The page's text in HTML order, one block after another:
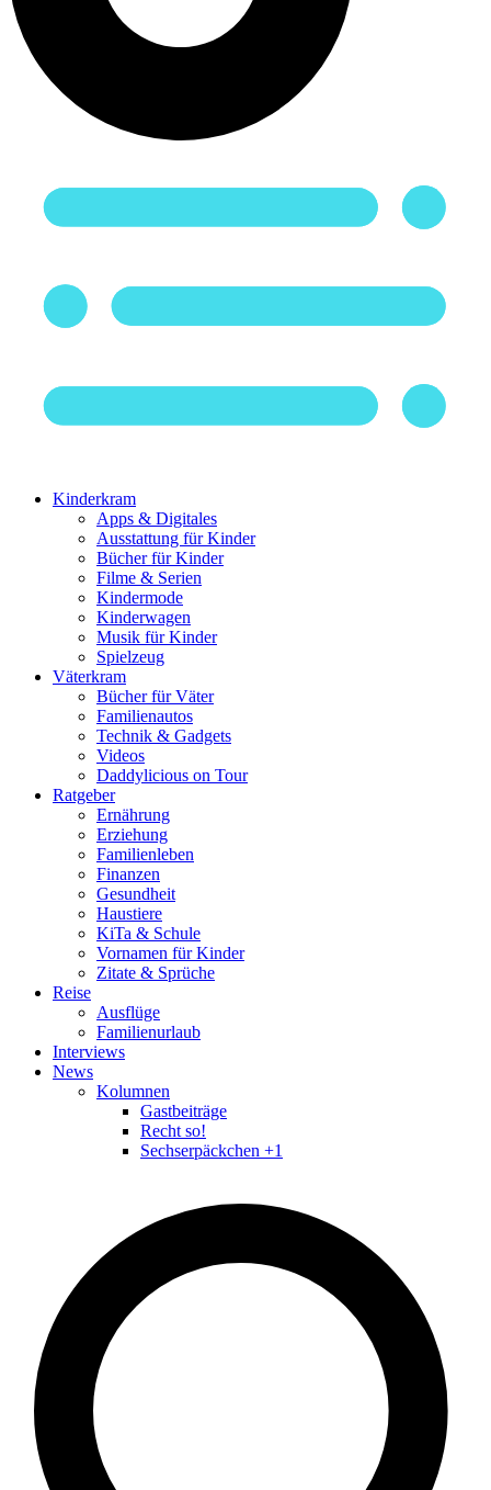
Kinderkram
Apps & Digitales
Ausstattung für Kinder
Bücher für Kinder
Filme & Serien
Kindermode
Kinderwagen
Musik für Kinder
Spielzeug
Väterkram
Bücher für Väter
Familienautos
Technik & Gadgets
Videos
Daddylicious on Tour
Ratgeber
Ernährung
Erziehung
Familienleben
Finanzen
Gesundheit
Haustiere
KiTa & Schule
Vornamen für Kinder
Zitate & Sprüche
Reise
Ausflüge
Familienurlaub
Interviews
News
Kolumnen
Gastbeiträge
Recht so!
Sechserpäckchen +1